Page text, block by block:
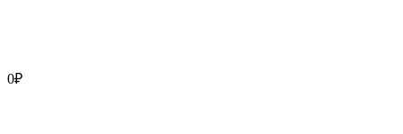
0₽